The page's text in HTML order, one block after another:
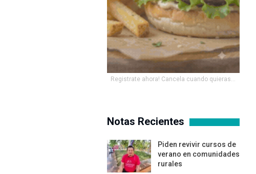
Registrate ahora! Cancela cuando quieras...
Notas Recientes
Piden revivir cursos de
verano en comunidades
rurales